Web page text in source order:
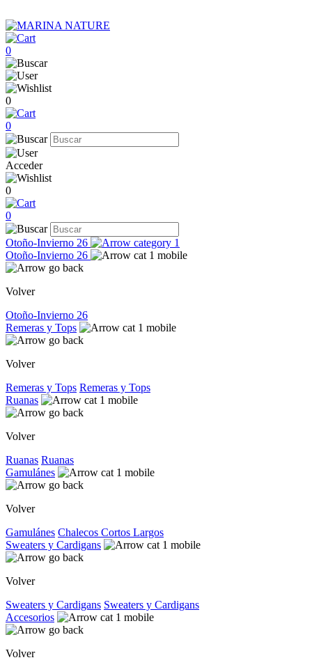
0
0
0
Acceder
0
0
Otoño-Invierno 26
Otoño-Invierno 26
Volver
Otoño-Invierno 26
Remeras y Tops
Volver
Remeras y Tops Remeras y Tops
Ruanas
Volver
Ruanas Ruanas
Gamulánes
Volver
Gamulánes Chalecos Cortos Largos
Sweaters y Cardigans
Volver
Sweaters y Cardigans Sweaters y Cardigans
Accesorios
Volver